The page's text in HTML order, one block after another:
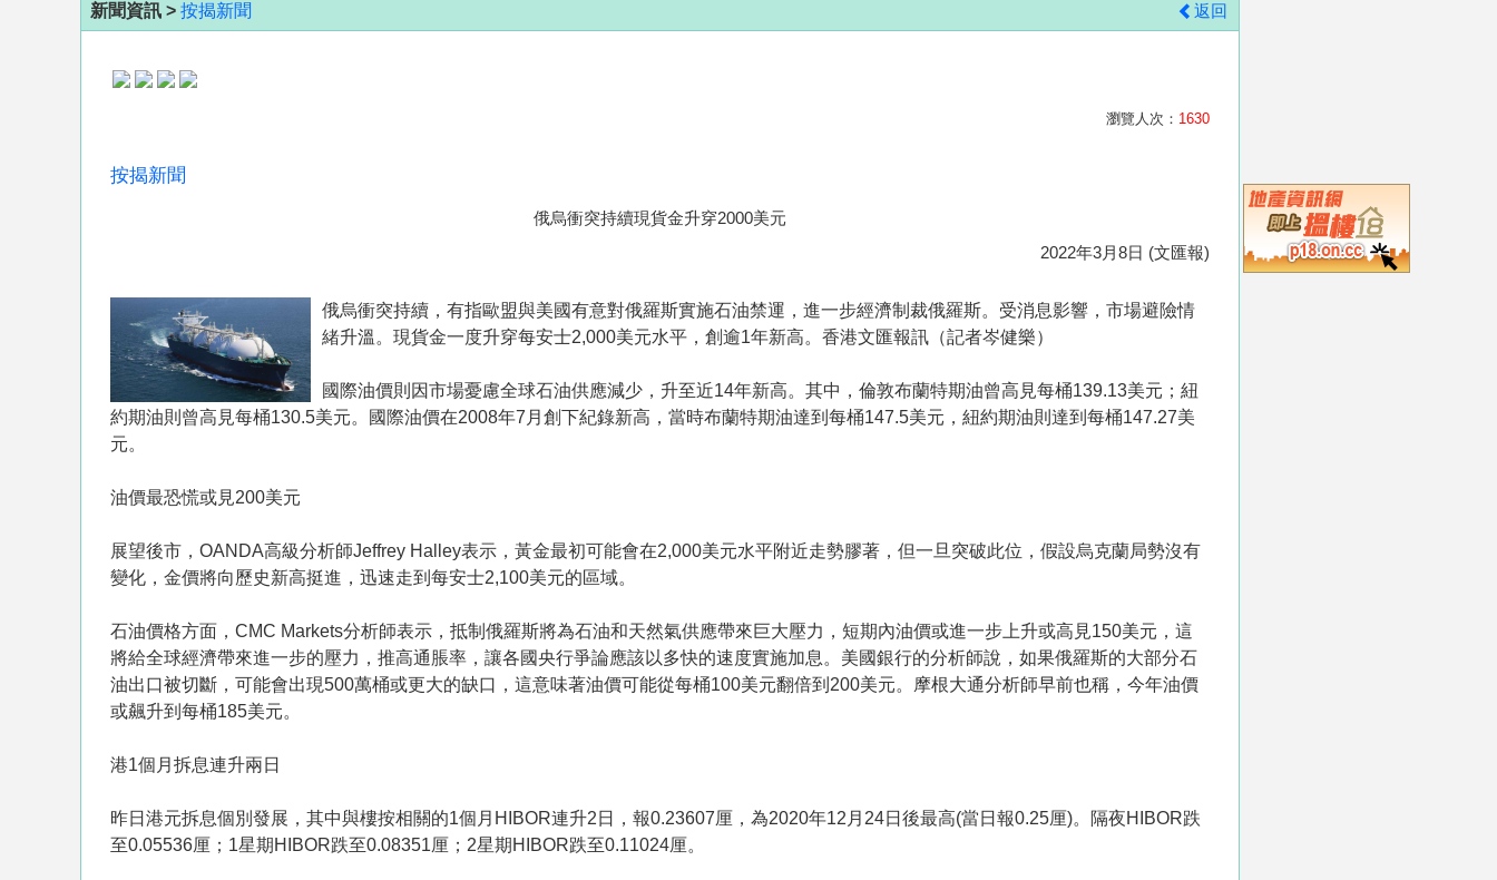
新聞資訊 > 按揭新聞 返回
瀏覽人次： 1630
按揭新聞
俄烏衝突持續現貨金升穿2000美元
2022年3月8日 (文匯報)
俄烏衝突持續，有指歐盟與美國有意對俄羅斯實施石油禁運，進一步經濟制裁俄羅斯。受消息影響，市場避險情
緒升溫。現貨金一度升穿每安士2,000美元水平，創逾1年新高。香港文匯報訊（記者岑健樂）
國際油價則因市場憂慮全球石油供應減少，升至近14年新高。其中，倫敦布蘭特期油曾高見每桶139.13美元；紐
約期油則曾高見每桶130.5美元。國際油價在2008年7月創下紀錄新高，當時布蘭特期油達到每桶147.5美元，紐約期油則達到每桶147.27美
元。
油價最恐慌或見200美元
展望後市，OANDA高級分析師Jeffrey Halley表示，黃金最初可能會在2,000美元水平附近走勢膠著，但一旦突破此位，假設烏克蘭局勢沒有
變化，金價將向歷史新高挺進，迅速走到每安士2,100美元的區域。
石油價格方面，CMC Markets分析師表示，抵制俄羅斯將為石油和天然氣供應帶來巨大壓力，短期內油價或進一步上升或高見150美元，這
將給全球經濟帶來進一步的壓力，推高通脹率，讓各國央行爭論應該以多快的速度實施加息。美國銀行的分析師說，如果俄羅斯的大部分石
油出口被切斷，可能會出現500萬桶或更大的缺口，這意味著油價可能從每桶100美元翻倍到200美元。摩根大通分析師早前也稱，今年油價
或飆升到每桶185美元。
港1個月拆息連升兩日
昨日港元拆息個別發展，其中與樓按相關的1個月HIBOR連升2日，報0.23607厘，為2020年12月24日後最高(當日報0.25厘)。隔夜HIBOR跌
至0.05536厘；1星期HIBOR跌至0.08351厘；2星期HIBOR跌至0.11024厘。